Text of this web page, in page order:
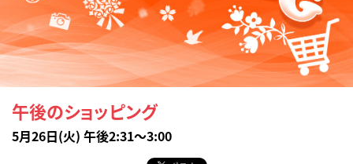
午後のショッピング
5月26日(火) 午後2:31～3:00